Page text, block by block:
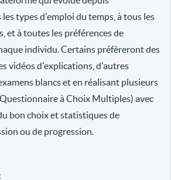
types d'emploi du temps, à tous les
et à toutes les préférences de
individu. Certains préfèreront des
vidéos d'explications, d'autres
blancs et en réalisant plusieurs
à Choix Multiples) avec
bon choix et statistiques de
ou de progression.